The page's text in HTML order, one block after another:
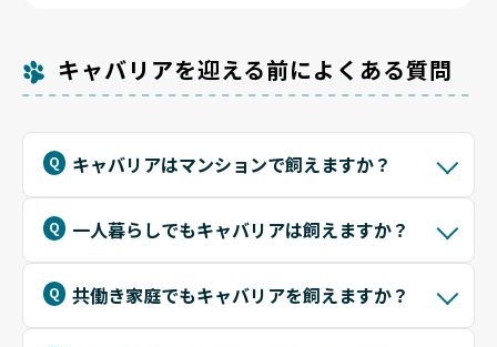
キャバリアを迎える前によくある質問
キャバリアはマンションで飼えますか？
一人暮らしでもキャバリアは飼えますか？
共働き家庭でもキャバリアを飼えますか？